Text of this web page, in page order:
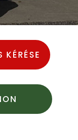
KÉRÉSE